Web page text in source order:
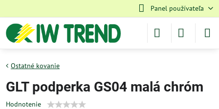
Panel používateľa
Ostatné kovanie
GLT podperka GS04 malá chróm
Hodnotenie